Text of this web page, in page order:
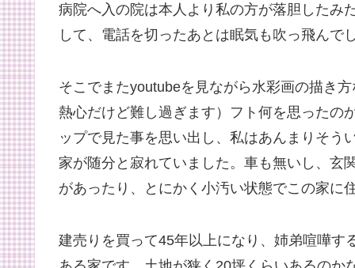
病院へ入の院は本人より私の方が落胆したみ
して、電話を切ったあとは眠気も吹っ飛んで
そこでまたyoutubeを見ながら水彩画の描き
熱心だけど難し過ぎます）フト何を思ったの
ップで見た事を思い出し、私はあんまりそう
家が随分と寂れていました。車も無いし、玄
があったり、とにかく小汚い状態でこの家に
建売りを買って45年以上になり、姉弟喧嘩す